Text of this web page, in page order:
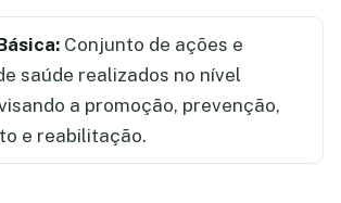
Conjunto de ações e
saúde realizados no nível
a promoção, prevenção,
e reabilitação.